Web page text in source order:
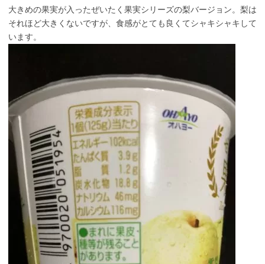
大きめの果実が入ったぜいたく果実シリーズの梨バージョン。梨は
それほど大きくないですが、食感がとても良くてシャキシャキして
います。